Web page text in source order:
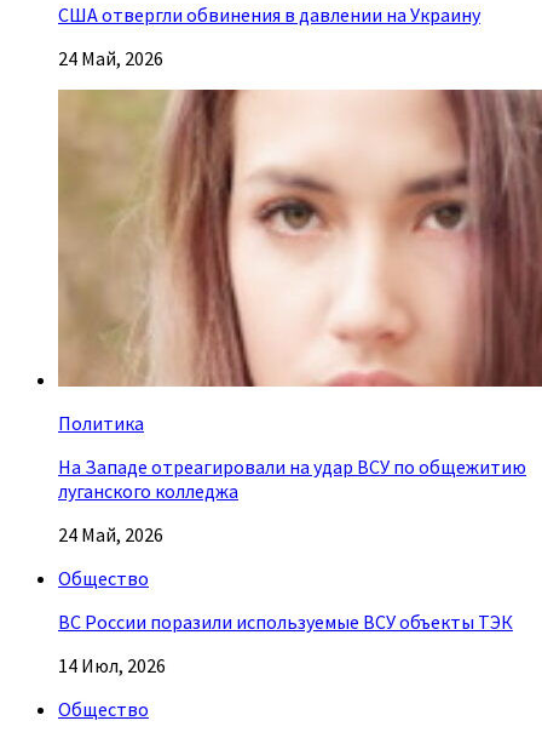
США отвергли обвинения в давлении на Украину
24 Май, 2026
Политика
На Западе отреагировали на удар ВСУ по общежитию
луганского колледжа
24 Май, 2026
Общество
ВС России поразили используемые ВСУ объекты ТЭК
14 Июл, 2026
Общество